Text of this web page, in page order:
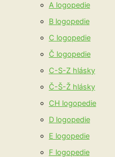
A logopedie
B logopedie
C logopedie
Č logopedie
C-S-Z hlásky
Č-Š-Ž hlásky
CH logopedie
D logopedie
E logopedie
F logopedie